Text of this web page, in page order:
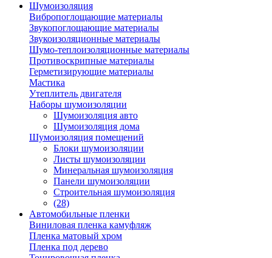
Шумоизоляция
Вибропоглощающие материалы
Звукопоглощающие материалы
Звукоизоляционные материалы
Шумо-теплоизоляционные материалы
Противоскрипные материалы
Герметизирующие материалы
Мастика
Утеплитель двигателя
Наборы шумоизоляции
Шумоизоляция авто
Шумоизоляция дома
Шумоизоляция помещений
Блоки шумоизоляции
Листы шумоизоляции
Минеральная шумоизоляция
Панели шумоизоляции
Строительная шумоизоляция
(28)
Автомобильные пленки
Виниловая пленка камуфляж
Пленка матовый хром
Пленка под дерево